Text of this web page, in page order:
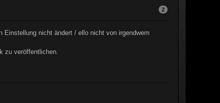
2
nicht ändert / ello nicht von irgendwem
zu veröffentlichen.